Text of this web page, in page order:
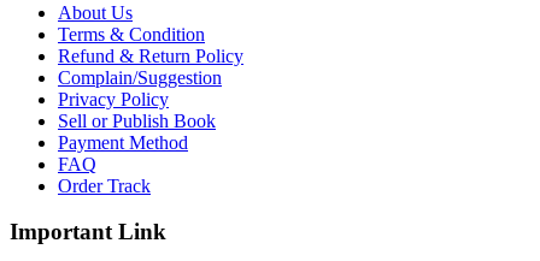
About Us
Terms & Condition
Refund & Return Policy
Complain/Suggestion
Privacy Policy
Sell or Publish Book
Payment Method
FAQ
Order Track
Important Link